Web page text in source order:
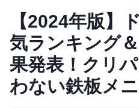
【2024年版】
気ランキング
果発表！クリ
わない鉄板メ